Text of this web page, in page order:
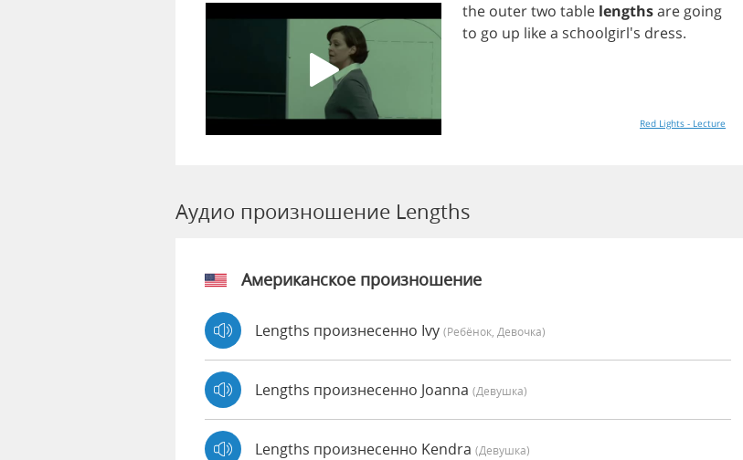
the outertwo table lengthsare going
to go up likea schoolgirl's dress.
Red Lights - Lecture
Аудио произношение Lengths
Американское произношение
Lengths произнесенно Ivy (Ребёнок, Девочка)
Lengths произнесенно Joanna (девушка)
Lengths произнесенно Kendra (девушка)